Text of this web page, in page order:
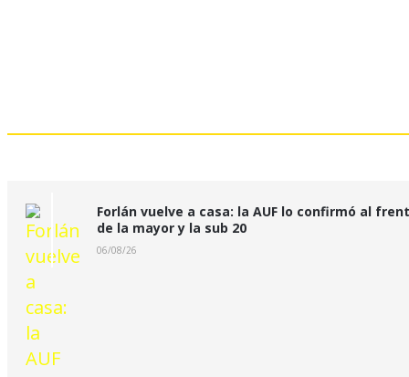
Forlán vuelve a casa: la AUF lo confirmó al
de la mayor y la sub 20
06/08/26